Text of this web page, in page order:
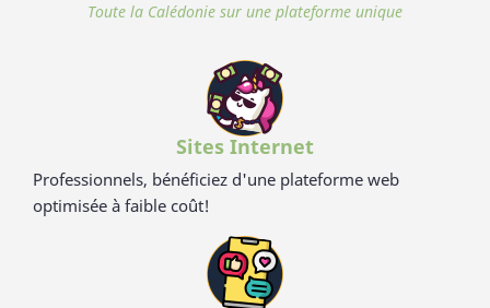
Toute la Calédonie sur une plateforme unique
Sites Internet
Professionnels, bénéficiez d'une plateforme web
optimisée à faible coût!